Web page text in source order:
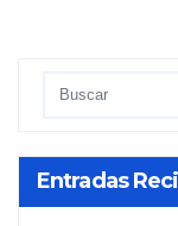
Entradas